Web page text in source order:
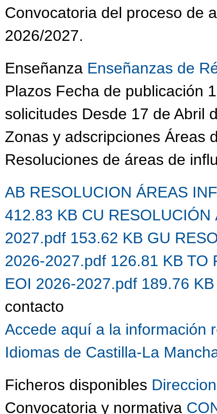
Convocatoria del proceso de
2026/2027.
Enseñanza Enseñanzas de
Plazos Fecha de publicación
solicitudes Desde 17 de Abril
Zonas y adscripciones Áreas
Resoluciones de áreas de
AB RESOLUCION ÁREAS
412.83 KB CU
2027.pdf 153.62 KB GU
2026-2027.pdf 126.81 KB TO
EOI 2026-2027.pdf 189.76
contacto
Accede aquí a la información
Idiomas de Castilla-La
Ficheros disponibles
Convocatoria y normativa